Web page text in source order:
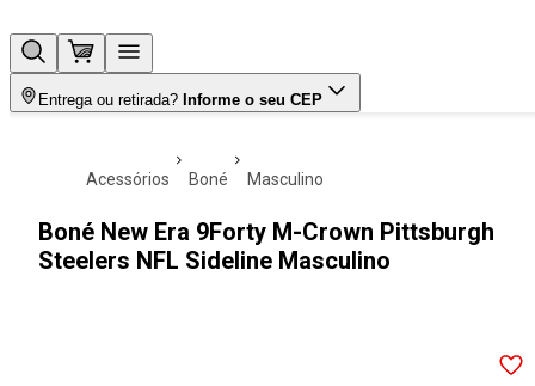
Entrega ou retirada? Informe o seu CEP
acessórios boné masculino
Boné New Era 9Forty M-Crown Pittsburgh
Steelers NFL Sideline Masculino